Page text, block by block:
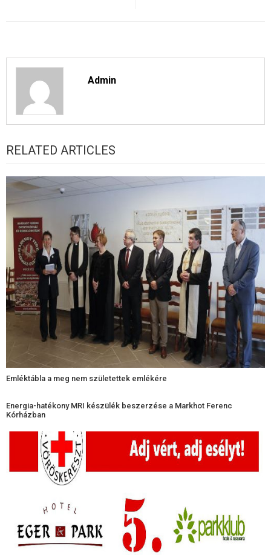
Admin
RELATED ARTICLES
Emléktábla a meg nem születettek emlékére​
Energia-hatékony MRI készülék beszerzése a Markhot Ferenc
Kórházban